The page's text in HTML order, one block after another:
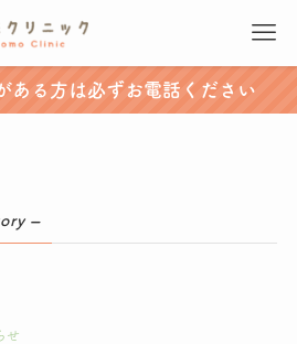
ある方は必ずお電話ください
–
せ